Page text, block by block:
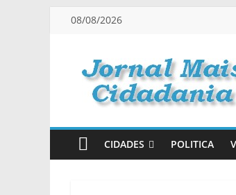
Pular
conteúdo
08/08/2026
Jornal
Mais
Cidadania
CIDADES POLITICA